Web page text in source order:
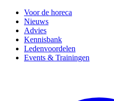
Voor de horeca
Nieuws
Advies
Kennisbank
Ledenvoordelen
Events & Trainingen